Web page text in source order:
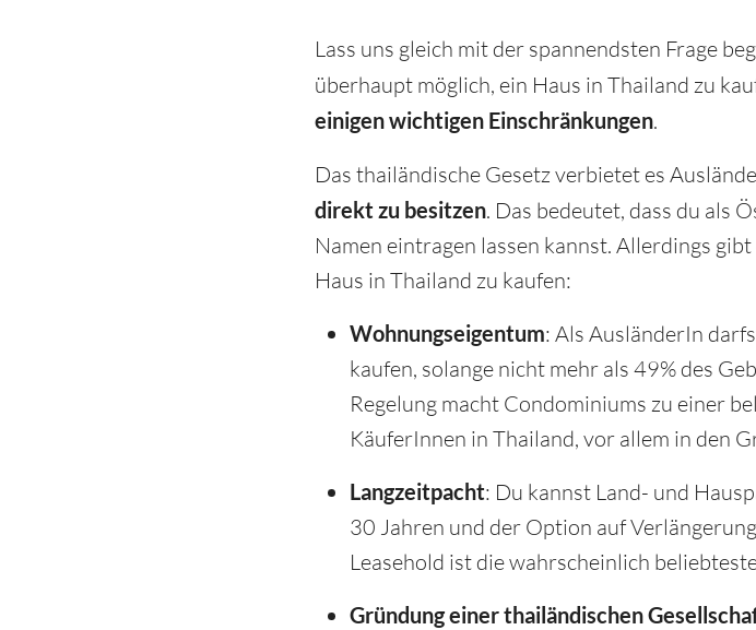
Lass uns gleich mit der spannendsten Frage
überhaupt möglich, ein Haus in Thailand zu
einigen wichtigen Einschränkungen.
Das thailändische Gesetz verbietet es
direkt zu besitzen. Das bedeutet, dass du als
Namen eintragen lassen kannst. Allerdings
Haus in Thailand zu kaufen:
Wohnungseigentum: Als AusländerIn
kaufen, solange nicht mehr als 49% des
Regelung macht Condominiums zu einer
KäuferInnen in Thailand, vor allem in den
Langzeitpacht: Du kannst Land- und
30 Jahren und der Option auf
Leasehold ist die wahrscheinlich
Gründung einer thailändischen